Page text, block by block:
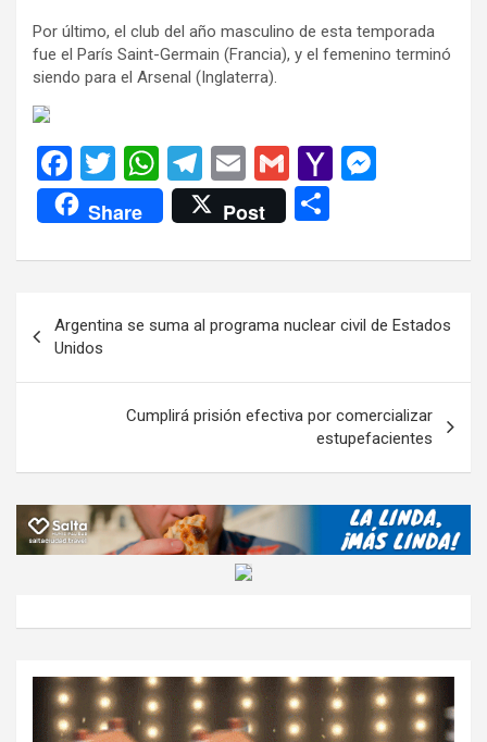
Por último, el club del año masculino de esta temporada
fue el París Saint-Germain (Francia), y el femenino terminó
siendo para el Arsenal (Inglaterra).
F
a
ce
b
o
k
T
wi
tt
er
W
h
at
s
p
p
T
el
e
gr
m
E
m
ail
G
m
ail
Y
o
M
ail
n
er
Share Post
m
ar
tir
de
entradas
Argentina se suma al programa nuclear civil de Estados
Unidos
Cumplirá prisión efectiva por comercializar
estupefacientes